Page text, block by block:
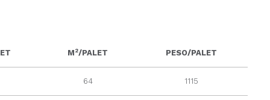
M2/PALET PESO/PALET
64 1115